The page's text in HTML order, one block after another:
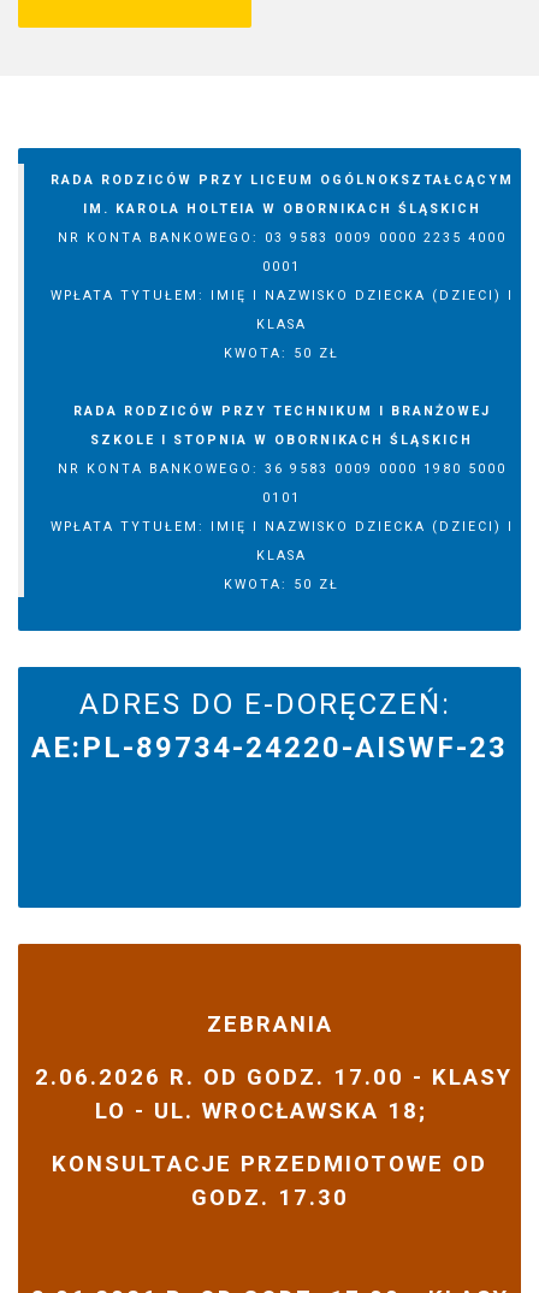
RADA RODZICÓW PRZY LICEUM OGÓLNOKSZTAŁCĄCYM
IM. KAROLA HOLTEIA W OBORNIKACH ŚLĄSKICH
NR KONTA BANKOWEGO: 03 9583 0009 0000 2235 4000
0001
WPŁATA TYTUŁEM: IMIĘ I NAZWISKO DZIECKA (DZIECI) I
KLASA
KWOTA: 50 ZŁ
RADA RODZICÓW PRZY TECHNIKUM I BRANŻOWEJ
SZKOLE I STOPNIA W OBORNIKACH ŚLĄSKICH
NR KONTA BANKOWEGO: 36 9583 0009 0000 1980 5000
0101
WPŁATA TYTUŁEM: IMIĘ I NAZWISKO DZIECKA (DZIECI) I
KLASA
KWOTA: 50 ZŁ
ADRES DO E-DORĘCZEŃ:
AE:PL-89734-24220-AISWF-23
ZEBRANIA
2.06.2026 R. OD GODZ. 17.00 - KLASY
LO - UL. WROCŁAWSKA 18;
KONSULTACJE PRZEDMIOTOWE OD
GODZ. 17.30